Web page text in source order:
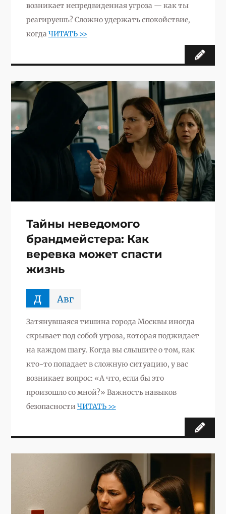
возникает непредвиденная угроза — как ты
реагируешь? Сложно удержать спокойствие,
когда ЧИТАТЬ >>
Тайны неведомого
брандмейстера: Как
веревка может спасти
жизнь
д Авг
Затянувшаяся тишина города Москвы иногда
скрывает под собой угроза, которая поджидает
на каждом шагу. Когда вы слышите о том, как
кто-то попадает в сложную ситуацию, у вас
возникает вопрос: «А что, если бы это
произошло со мной?» Важность навыков
безопасности ЧИТАТЬ >>